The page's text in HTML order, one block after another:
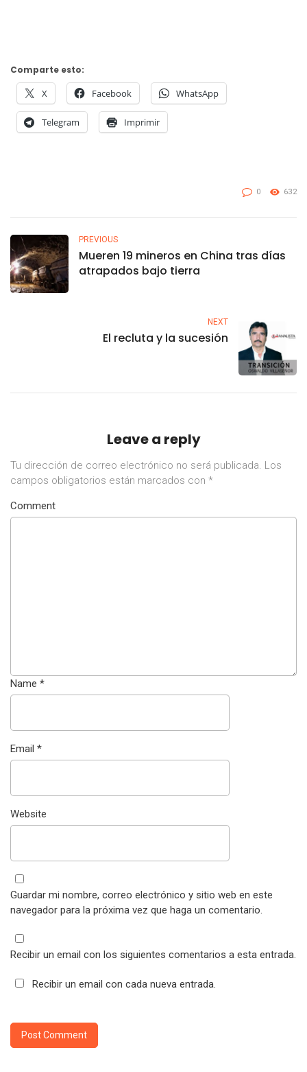
Comparte esto:
X Facebook WhatsApp
Telegram Imprimir
0 632
PREVIOUS
Mueren 19 mineros en China tras días
atrapados bajo tierra
NEXT
El recluta y la sucesión
Leave a reply
Tu dirección de correo electrónico no será publicada. Los
campos obligatorios están marcados con *
Comment
Name *
Email *
Website
Guardar mi nombre, correo electrónico y sitio web en este
navegador para la próxima vez que haga un comentario.
Recibir un email con los siguientes comentarios a esta entrada.
Recibir un email con cada nueva entrada.